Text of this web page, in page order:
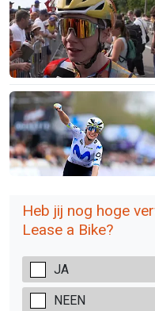
Heb jij nog hoge
Lease a Bike?
JA
NEEN